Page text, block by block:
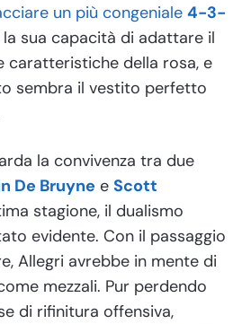
un più congeniale 4-3-
sua capacità di adattare il
caratteristiche della rosa, e
sembra il vestito perfetto
la convivenza tra due
De Bruyne e Scott
stagione, il dualismo
evidente. Con il passaggio
Allegri avrebbe in mente di
mezzali. Pur perdendo
di rifinitura offensiva,